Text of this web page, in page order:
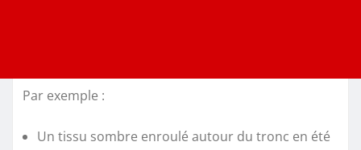
Par exemple :
Un tissu sombre enroulé autour du tronc en été